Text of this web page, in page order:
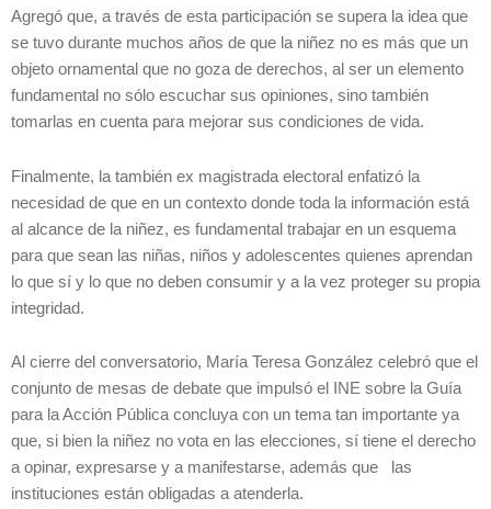
Agregó que, a través de esta participación se supera la idea que
se tuvo durante muchos años de que la niñez no es más que un
objeto ornamental que no goza de derechos, al ser un elemento
fundamental no sólo escuchar sus opiniones, sino también
tomarlas en cuenta para mejorar sus condiciones de vida.
Finalmente, la también ex magistrada electoral enfatizó la
necesidad de que en un contexto donde toda la información está
al alcance de la niñez, es fundamental trabajar en un esquema
para que sean las niñas, niños y adolescentes quienes aprendan
lo que sí y lo que no deben consumir y a la vez proteger su propia
integridad.
Al cierre del conversatorio, María Teresa González celebró que el
conjunto de mesas de debate que impulsó el INE sobre la Guía
para la Acción Pública concluya con un tema tan importante ya
que, si bien la niñez no vota en las elecciones, sí tiene el derecho
a opinar, expresarse y a manifestarse, además que las
instituciones están obligadas a atenderla.